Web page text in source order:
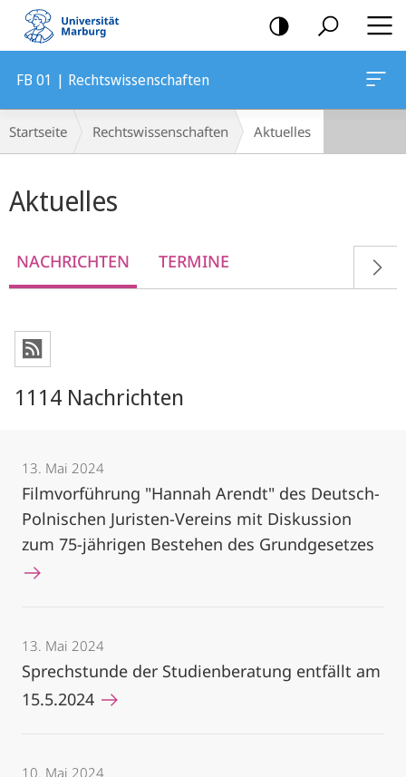
Mobile-
Navigation
FB 01 | Rechtswissenschaften
Breadcrumb-
Navigation
Startseite Rechtswissenschaften Aktuelles
Aktuelles
NACHRICHTEN TERMINE
1114 Nachrichten
13. Mai 2024
Filmvorführung "Hannah Arendt" des Deutsch-
Polnischen Juristen-Vereins mit Diskussion
zum 75-jährigen Bestehen des Grundgesetzes
13. Mai 2024
Sprechstunde der Studienberatung entfällt am
15.5.2024
10. Mai 2024